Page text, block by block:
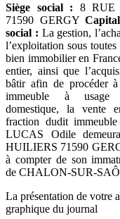
Siège social : 8 RUE
71590 GERGY
social : La gestion,
l’exploitation sous
bien immobilier en
entier, ainsi que
bâtir afin de procéder à
immeuble à usage
domestique, la vente
fraction dudit immeuble
LUCAS Odile
HUILIERS 71590
à compter de son
de CHALON-SUR-
La présentation de votre
graphique du journal